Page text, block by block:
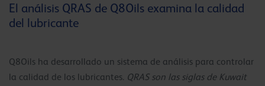
El análisis QRAS de Q8Oils examina la calidad
del lubricante
Q8Oils ha desarrollado un sistema de análisis para controlar
la calidad de los lubricantes. QRAS son las siglas de Kuwait